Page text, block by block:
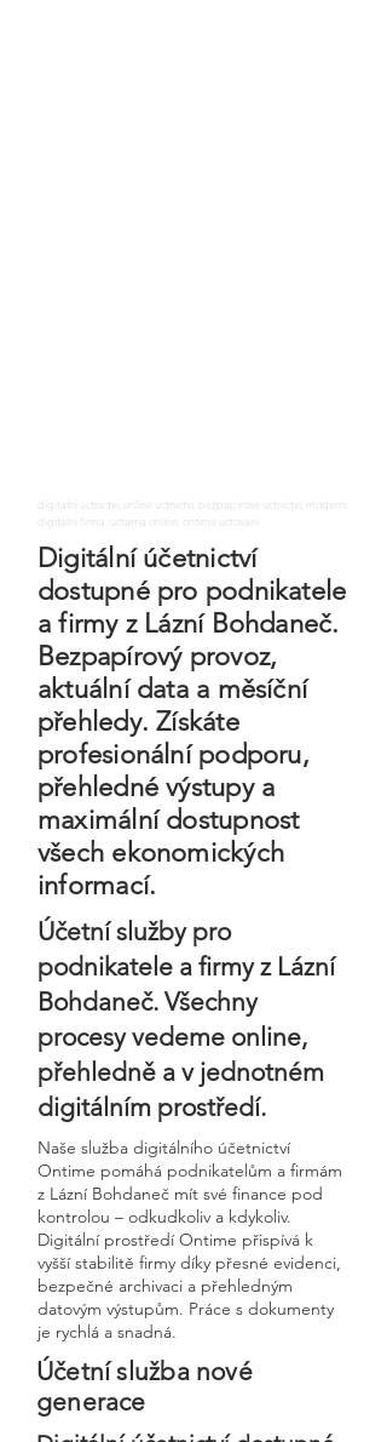
digitalni uctnictvi, online uctnictvi, bezpapirove uctnictvi, moderni
digitalni firma, uctarna online, ontime uctovani
Digitální účetnictví
dostupné pro podnikatele
a firmy z Lázní Bohdaneč.
Bezpapírový provoz,
aktuální data a měsíční
přehledy. Získáte
profesionální podporu,
přehledné výstupy a
maximální dostupnost
všech ekonomických
informací.
Účetní služby pro
podnikatele a firmy z Lázní
Bohdaneč. Všechny
procesy vedeme online,
přehledně a v jednotném
digitálním prostředí.
Naše služba digitálního účetnictví
Ontime pomáhá podnikatelům a firmám
z Lázní Bohdaneč mít své finance pod
kontrolou – odkudkoliv a kdykoliv.
Digitální prostředí Ontime přispívá k
vyšší stabilitě firmy díky přesné evidenci,
bezpečné archivaci a přehledným
datovým výstupům. Práce s dokumenty
je rychlá a snadná.
Účetní služba nové
generace